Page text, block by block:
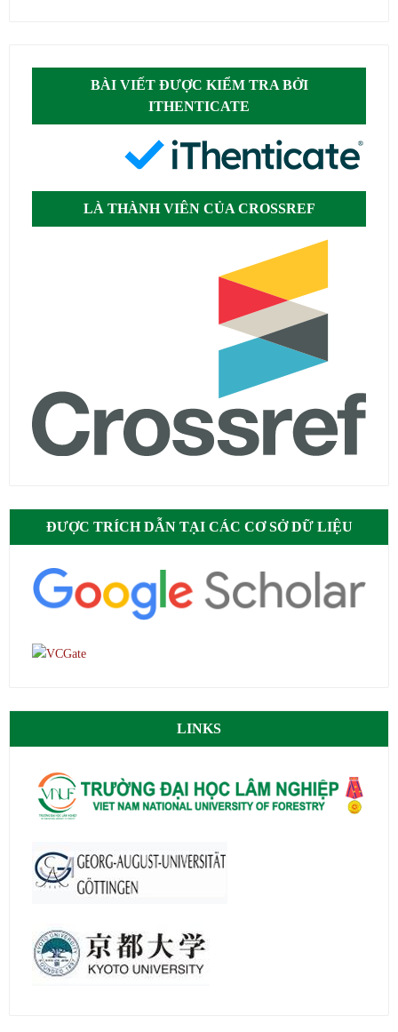
BÀI VIẾT ĐƯỢC KIỂM TRA BỞI
ITHENTICATE
LÀ THÀNH VIÊN CỦA CROSSREF
ĐƯỢC TRÍCH DẪN TẠI CÁC CƠ SỞ DỮ LIỆU
LINKS